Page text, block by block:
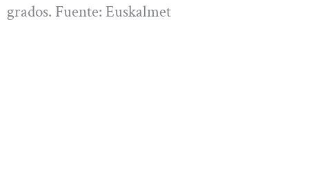
grados. Fuente: Euskalmet